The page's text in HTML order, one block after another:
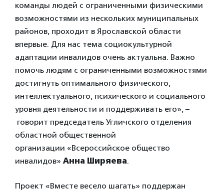
команды людей с ограниченными физическими
возможностями из нескольких муниципальных
районов, проходит в Ярославской области
впервые. Для нас тема социокультурной
адаптации инвалидов очень актуальна. Важно
помочь людям с ограниченными возможностями
достигнуть оптимального физического,
интеллектуального, психического и социального
уровня деятельности и поддерживать его», –
говорит председатель Угличского отделения
областной общественной
организации «Всероссийское общество
инвалидов» Анна Ширяева.
Проект «Вместе весело шагать» поддержан